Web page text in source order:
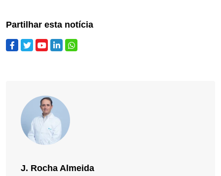
Partilhar esta notícia
J. Rocha Almeida